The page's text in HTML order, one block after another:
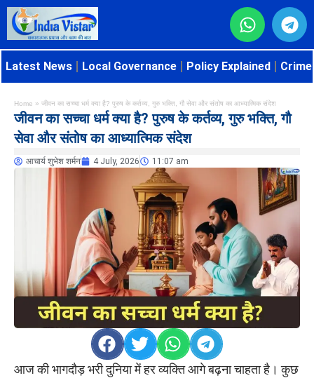
Latest News Local Governance Policy Explained
Home » जीवन का सच्चा धर्म क्या है? पुरुष के कर्तव्य, गुरु भक्ति, गौ सेवा और संतोष का आध्यात्मिक संदेश
जीवन का सच्चा धर्म क्या है? पुरुष के कर्तव्य, गुरु भक्ति, गौ
सेवा और संतोष का आध्यात्मिक संदेश
आचार्य शुभेश शर्मन 4 July, 2026 11:07 am
आज की भागदौड़ भरी दुनिया में हर व्यक्ति आगे बढ़ना चाहता है। कुछ